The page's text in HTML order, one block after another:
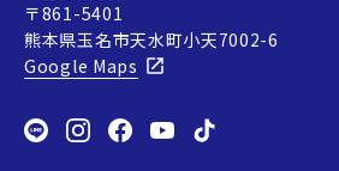
〒861-5401
熊本県玉名市天水町小天7002-6
Google Maps